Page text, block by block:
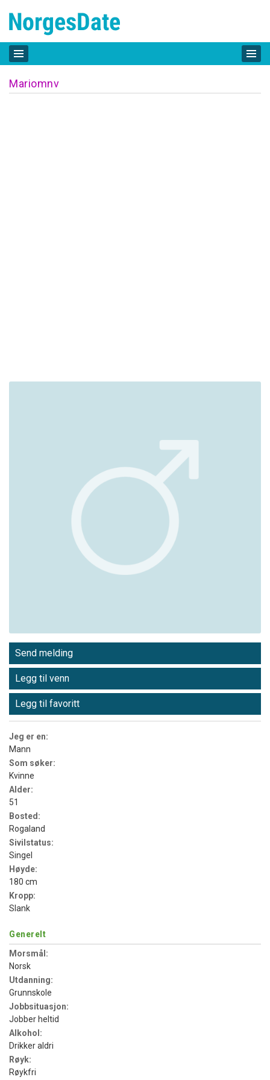
Mariomnv
Send melding
Legg til venn
Legg til favoritt
Jeg er en:
Mann
Som søker:
Kvinne
Alder:
51
Bosted:
Rogaland
Sivilstatus:
Singel
Høyde:
180 cm
Kropp:
Slank
Generelt
Morsmål:
Norsk
Utdanning:
Grunnskole
Jobbsituasjon:
Jobber heltid
Alkohol:
Drikker aldri
Røyk:
Røykfri